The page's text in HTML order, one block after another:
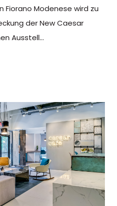
Fiorano Modenese wird zu
der New Caesar
Ausstell...